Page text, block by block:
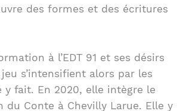
des formes et des écritures
à l’EDT 91 et ses désirs
s’intensifient alors par les
y fait. En 2020, elle intègre le
du Conte à Chevilly Larue. Elle y